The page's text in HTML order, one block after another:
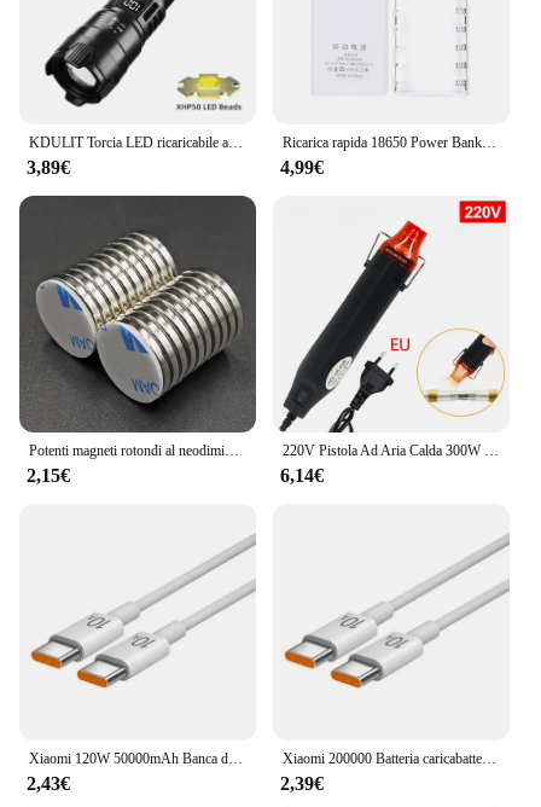
KDULIT Torcia LED ricaricabile ad alta potenza Torcia potente ultra resistente Torcia tattica con batteria incorporata per esterni
3,89€
Ricarica rapida 18650 Power Bank 20000mAh USB tipo C 5V custodie scatola di immagazzinaggio della carica della batteria senza batteria per iPhone Xiaomi Huawei
4,99€
Potenti magneti rotondi al neodimio con adesivo biadesivo magnetico per il fissaggio della cucina dell'ufficio Artigianato multiuso fai-da-te
2,15€
220V Pistola Ad Aria Calda 300W Temperatura di Saldatura Ventilatore Pistola Artigianato FAI DA TE Energia Elettrica Asciugatrice A Caldo Pistola di Calore per Tubi Termoretraibili avvolgenti
6,14€
Xiaomi 120W 50000mAh Banca di potere ad alta capacità Ricarica rapida Powerbank Caricabatteria portatile per iPhone Samsung Huawei Nuovo caldo
2,43€
Xiaomi 200000 Batteria caricabatterie super veloce mAh 120W Power Bank con display digitale di grande capacità per Iphone Samsung Huawei
2,39€